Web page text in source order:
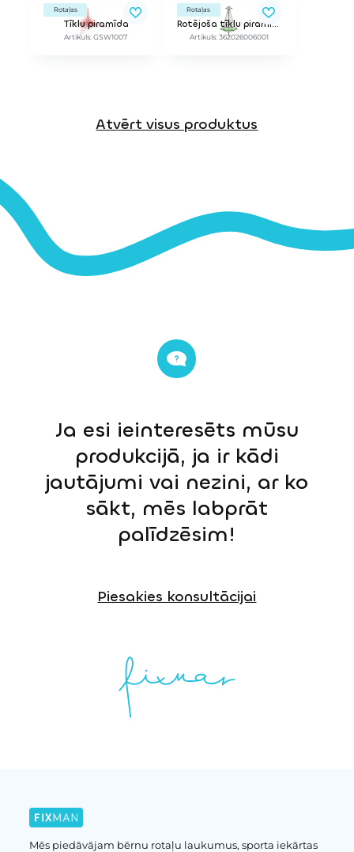
Rotaļas
Tīklu piramīda
Artikuls: GSW1007
Rotaļas
Rotējoša tīklu piramīda
Artikuls: 362026006001
Atvērt visus produktus
Ja esi ieinteresēts mūsu
produkcijā, ja ir kādi
jautājumi vai nezini, ar ko
sākt, mēs labprāt
palīdzēsim!
Piesakies konsultācijai
Mēs piedāvājam bērnu rotaļu laukumus, sporta iekārtas